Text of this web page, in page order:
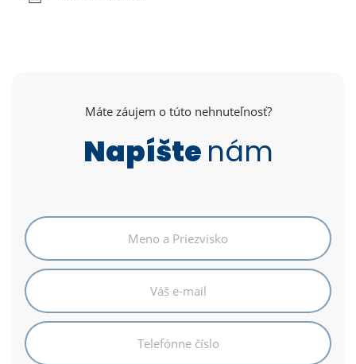
Máte záujem o túto nehnuteľnosť?
Napíšte nám